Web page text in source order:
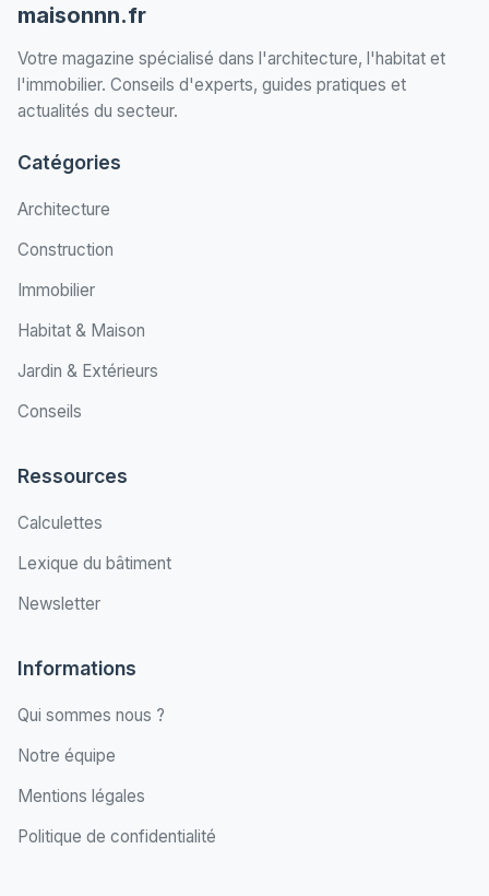
maisonnn.fr
Votre magazine spécialisé dans l'architecture, l'habitat et
l'immobilier. Conseils d'experts, guides pratiques et
actualités du secteur.
Catégories
Architecture
Construction
Immobilier
Habitat & Maison
Jardin & Extérieurs
Conseils
Ressources
Calculettes
Lexique du bâtiment
Newsletter
Informations
Qui sommes nous ?
Notre équipe
Mentions légales
Politique de confidentialité